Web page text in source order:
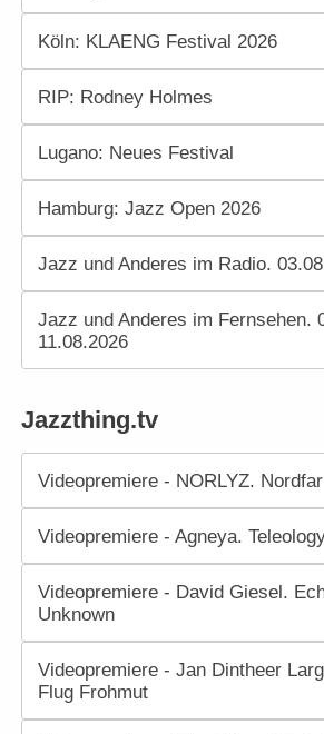
Köln: KLAENG Festival 2026
RIP: Rodney Holmes
Lugano: Neues Festival
Hamburg: Jazz Open 2026
Jazz und Anderes im Radio.
Jazz und Anderes im Fernsehen.
11.08.2026
Jazzthing.tv
Videopremiere - NORLYZ. Nordfar
Videopremiere - Agneya.
Videopremiere - David Giesel.
Unknown
Videopremiere - Jan Dintheer
Flug Frohmut